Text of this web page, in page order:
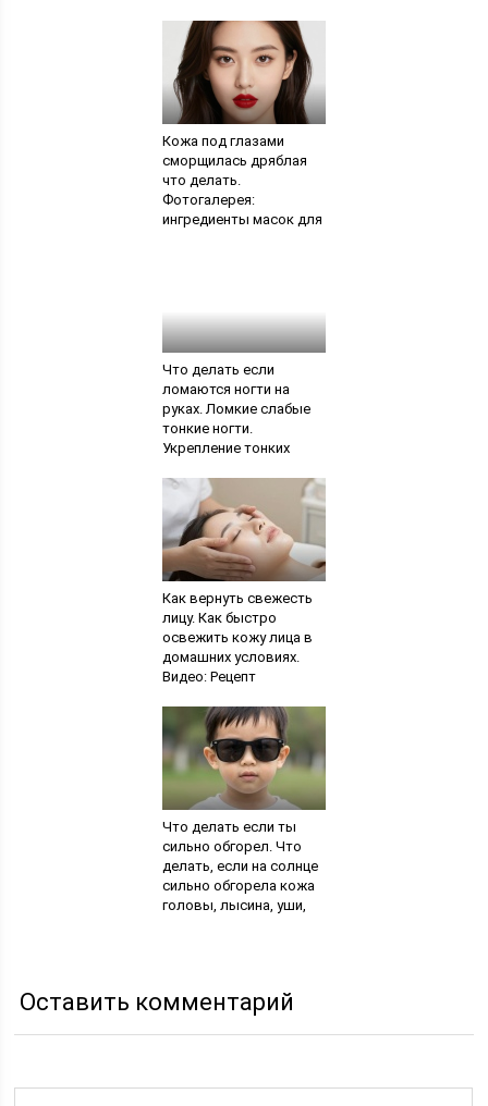
Кожа под глазами
сморщилась дряблая
что делать.
Фотогалерея:
ингредиенты масок для
Что делать если
ломаются ногти на
руках. Ломкие слабые
тонкие ногти.
Укрепление тонких
для лечения и
укрепления ногтей
Как вернуть свежесть
лицу. Как быстро
освежить кожу лица в
домашних условиях.
Видео: Рецепт
эксперта по домашней
косметике
Что делать если ты
сильно обгорел. Что
делать, если на солнце
сильно обгорела кожа
головы, лысина, уши,
Оставить комментарий